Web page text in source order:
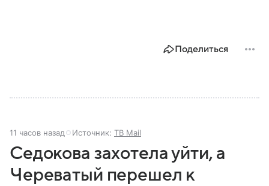
Поделиться
11 часов назад Источник: ТВ Mail
Седокова захотела уйти, а
Череватый перешел к